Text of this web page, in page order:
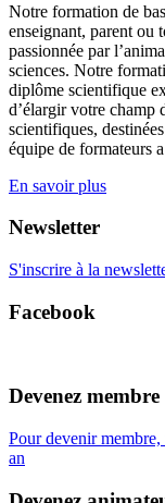
Notre formation de
enseignant, parent ou
passionnée par
sciences. Notre
diplôme scientifique
d’élargir votre champ
scientifiques,
équipe de formateurs
En savoir plus
Newsletter
S'inscrire à la
Facebook
Devenez membre
Pour devenir
an